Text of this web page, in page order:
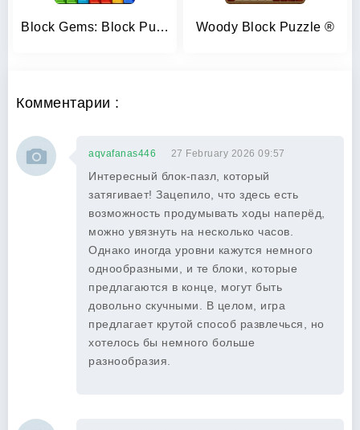
Block Gems: Block Puzzle Games Woody Block Puzzle ®
Комментарии :
aqvafanas446 27 February 2026 09:57
Интересный блок-пазл, который
затягивает! Зацепило, что здесь есть
возможность продумывать ходы наперёд,
можно увязнуть на несколько часов.
Однако иногда уровни кажутся немного
однообразными, и те блоки, которые
предлагаются в конце, могут быть
довольно скучными. В целом, игра
предлагает крутой способ развлечься, но
хотелось бы немного больше
разнообразия.